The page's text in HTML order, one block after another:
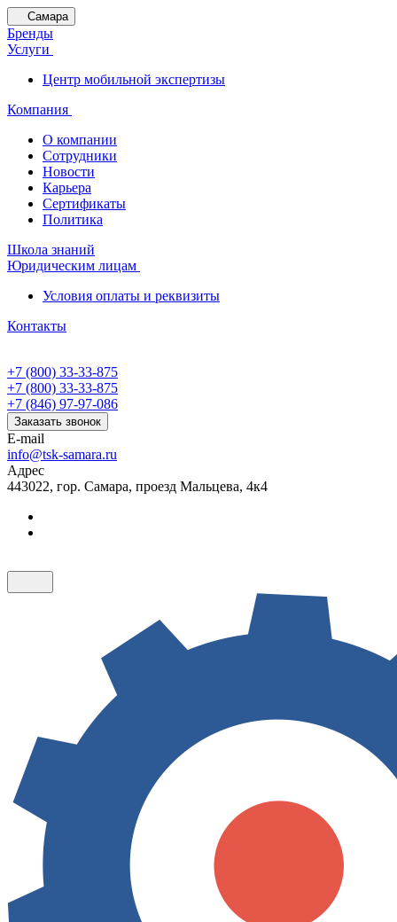
Самара
Бренды
Услуги
Центр мобильной экспертизы
Компания
О компании
Сотрудники
Новости
Карьера
Сертификаты
Политика
Школа знаний
Юридическим лицам
Условия оплаты и реквизиты
Контакты
+7 (800) 33-33-875
+7 (800) 33-33-875
+7 (846) 97-97-086
Заказать звонок
E-mail
info@tsk-samara.ru
Адрес
443022, гор. Самара, проезд Мальцева, 4к4